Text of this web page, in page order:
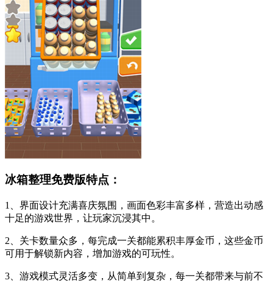
冰箱整理免费版特点：
1、界面设计充满喜庆氛围，画面色彩丰富多样，营造出动感
十足的游戏世界，让玩家沉浸其中。
2、关卡数量众多，每完成一关都能累积丰厚金币，这些金币
可用于解锁新内容，增加游戏的可玩性。
3、游戏模式灵活多变，从简单到复杂，每一关都带来与前不